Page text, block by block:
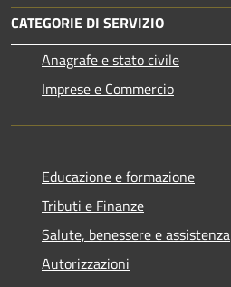
CATEGORIE DI SERVIZIO
Anagrafe e stato civile
Imprese e Commercio
Educazione e formazione
Tributi e Finanze
Salute, benessere e assistenza
Autorizzazioni